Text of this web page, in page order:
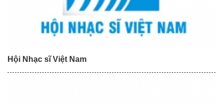
Hội Nhạc sĩ Việt Nam